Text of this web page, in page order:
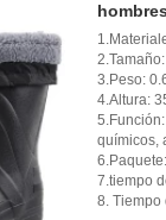
3.Peso:
4.Altura:
químicos,
7.tiempo
8. Tiempo